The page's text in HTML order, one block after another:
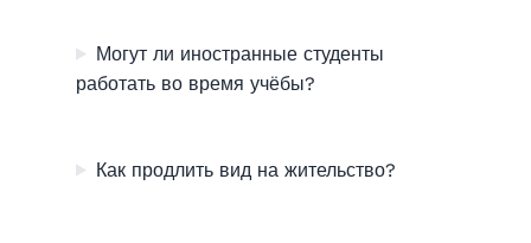
Могут ли иностранные студенты
работать во время учёбы?
Как продлить вид на жительство?